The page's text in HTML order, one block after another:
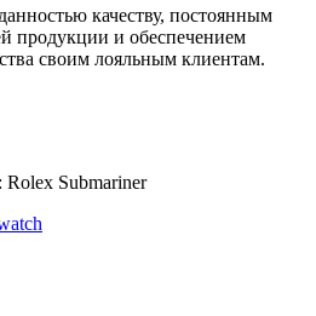
качеству, постоянным
продукции и обеспечением
своим лояльным клиентам.
Rolex Submariner